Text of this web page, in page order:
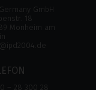
GmbH
18
Monheim am
– 28 300 28